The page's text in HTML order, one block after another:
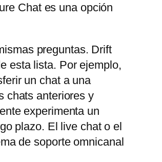
Chat es una opción
preguntas. Drift
esta lista. Por ejemplo,
un chat a una
chats anteriores y
experimenta un
plazo. El live chat o el
de soporte omnicanal